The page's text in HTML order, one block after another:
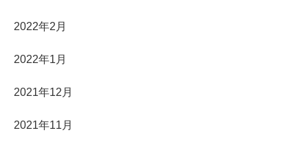
2022年2月
2022年1月
2021年12月
2021年11月